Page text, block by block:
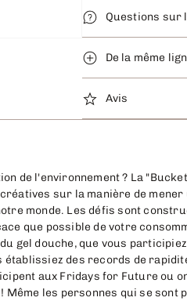
Questions sur
De la même
Avis
de l'environnement ? La
sur la manière de
monde. Les défis sont
que possible de votre
gel douche, que vous
des records de
aux Fridays for Future ou
les personnes qui se